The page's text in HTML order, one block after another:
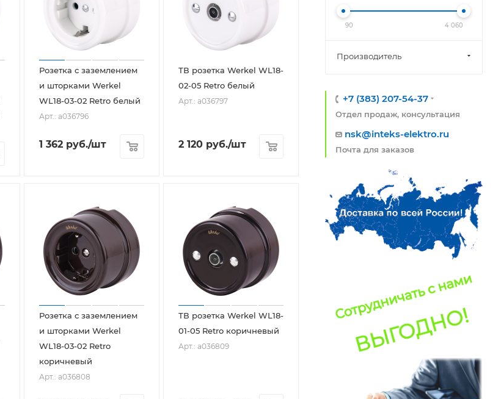
Розетка с заземлением
и шторками Werkel
WL18-03-02 Retro белый
Арт.: a036796
1 362 руб./шт
ТВ розетка Werkel WL18-
02-05 Retro белый
Арт.: a036797
2 120 руб./шт
Розетка с заземлением
и шторками Werkel
WL18-03-02 Retro
коричневый
Арт.: a036808
ТВ розетка Werkel WL18-
01-05 Retro коричневый
Арт.: a036809
90 4 060
Производитель
+7 (383) 207-54-37
Отдел продаж, консультация
nsk@inteks-elektro.ru
Почта для заказов